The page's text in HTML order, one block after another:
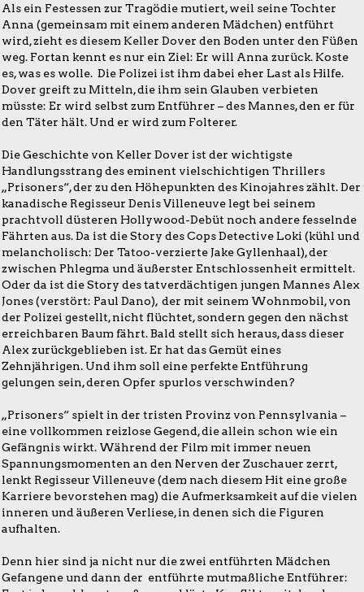
Als ein Festessen zur Tragödie mutiert, weil seine Tochter
Anna (gemeinsam mit einem anderen Mädchen) entführt
wird, zieht es diesem Keller Dover den Boden unter den Füßen
weg. Fortan kennt es nur ein Ziel: Er will Anna zurück. Koste
es, was es wolle. Die Polizei ist ihm dabei eher Last als Hilfe.
Dover greift zu Mitteln, die ihm sein Glauben verbieten
müsste: Er wird selbst zum Entführer – des Mannes, den er für
den Täter hält. Und er wird zum Folterer.
Die Geschichte von Keller Dover ist der wichtigste
Handlungsstrang des eminent vielschichtigen Thrillers
„Prisoners“, der zu den Höhepunkten des Kinojahres zählt. Der
kanadische Regisseur Denis Villeneuve legt bei seinem
prachtvoll düsteren Hollywood-Debüt noch andere fesselnde
Fährten aus. Da ist die Story des Cops Detective Loki (kühl und
melancholisch: Der Tatoo-verzierte Jake Gyllenhaal), der
zwischen Phlegma und äußerster Entschlossenheit ermittelt.
Oder da ist die Story des tatverdächtigen jungen Mannes Alex
Jones (verstört: Paul Dano), der mit seinem Wohnmobil, von
der Polizei gestellt, nicht flüchtet, sondern gegen den nächst
erreichbaren Baum fährt. Bald stellt sich heraus, dass dieser
Alex zurückgeblieben ist. Er hat das Gemüt eines
Zehnjährigen. Und ihm soll eine perfekte Entführung
gelungen sein, deren Opfer spurlos verschwinden?
„Prisoners“ spielt in der tristen Provinz von Pennsylvania –
eine vollkommen reizlose Gegend, die allein schon wie ein
Gefängnis wirkt. Während der Film mit immer neuen
Spannungsmomenten an den Nerven der Zuschauer zerrt,
lenkt Regisseur Villeneuve (dem nach diesem Hit eine große
Karriere bevorstehen mag) die Aufmerksamkeit auf die vielen
inneren und äußeren Verliese, in denen sich die Figuren
aufhalten.
Denn hier sind ja nicht nur die zwei entführten Mädchen
Gefangene und dann der entführte mutmaßliche Entführer: